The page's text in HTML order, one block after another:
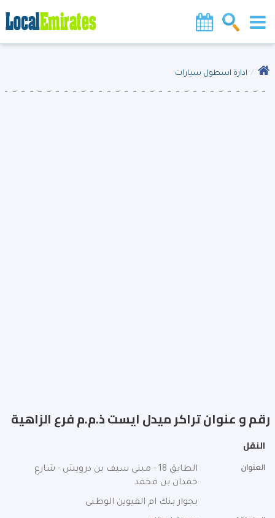
ادارة اسطول سيارات
رقم و عنوان تراكر ميدل ايست ذ.م.م فرع الزاهية
النقل
العنوان
الطابق 18 - مبنى سيف بن درويش - شارع
حمدان بن محمد
بجوار بنك ام القيوين الوطنى